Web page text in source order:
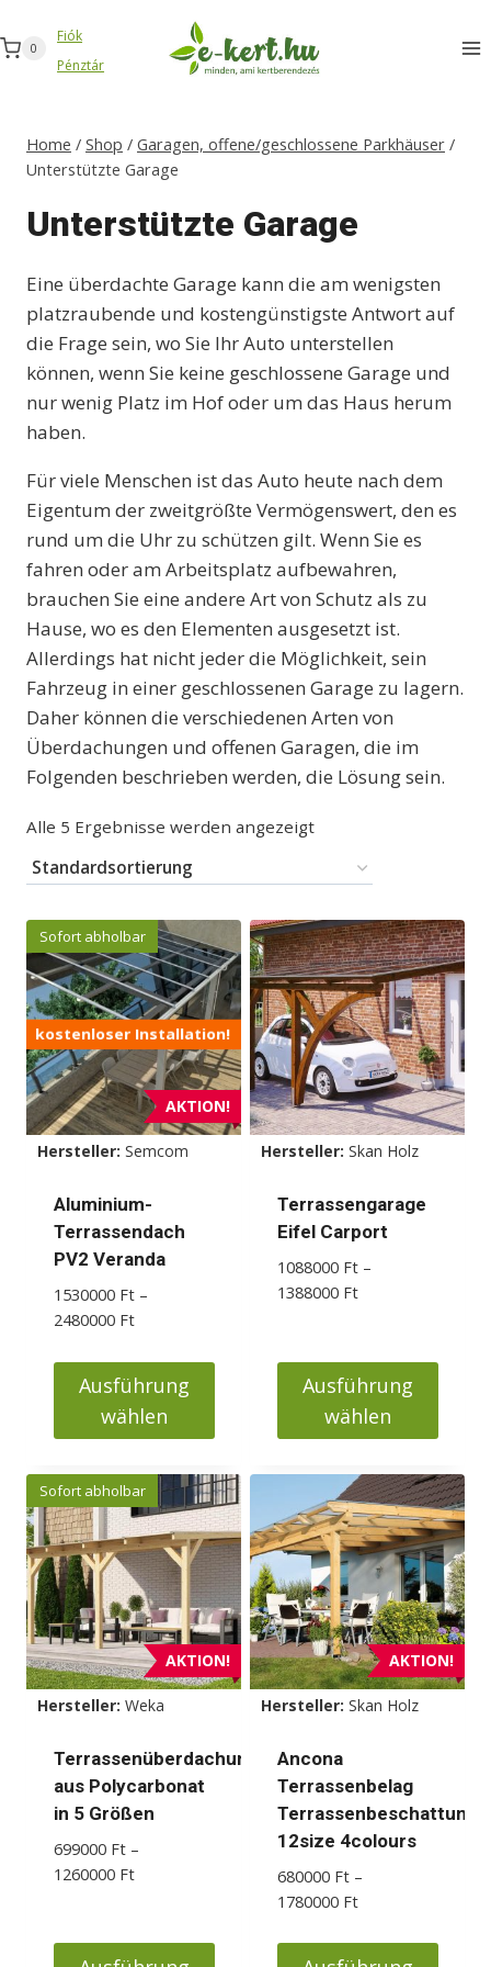
Inhalt
springen
0
Fiók
Pénztár
Home / Shop / Garagen, offene/geschlossene Parkhäuser /
Unterstützte Garage
Unterstützte Garage
Eine überdachte Garage kann die am wenigsten
platzraubende und kostengünstigste Antwort auf
die Frage sein, wo Sie Ihr Auto unterstellen
können, wenn Sie keine geschlossene Garage und
nur wenig Platz im Hof oder um das Haus herum
haben.
Für viele Menschen ist das Auto heute nach dem
Eigentum der zweitgrößte Vermögenswert, den es
rund um die Uhr zu schützen gilt. Wenn Sie es
fahren oder am Arbeitsplatz aufbewahren,
brauchen Sie eine andere Art von Schutz als zu
Hause, wo es den Elementen ausgesetzt ist.
Allerdings hat nicht jeder die Möglichkeit, sein
Fahrzeug in einer geschlossenen Garage zu lagern.
Daher können die verschiedenen Arten von
Überdachungen und offenen Garagen, die im
Folgenden beschrieben werden, die Lösung sein.
Alle 5 Ergebnisse werden angezeigt
AKTION!
Sofort abholbar
kostenloser Installation!
Hersteller: Semcom
Aluminium-
Terrassendach
PV2 Veranda
1530000 Ft –
2480000 FtPreisspanne:
bis
2480000 Ft
Ausführung
wählen
Produkt
weist
mehrere
Varianten
auf.
Die
Optionen
können
auf
der
Produktseite
gewählt
werden
Hersteller: Skan Holz
Terrassengarage
Eifel Carport
1088000 Ft –
1388000 FtPreisspanne:
1388000 Ft
Ausführung
wählen
Produkt
weist
mehrere
Varianten
auf.
Die
Optionen
können
auf
der
Produktseite
gewählt
werden
AKTION!
Sofort abholbar
Hersteller: Weka
Terrassenüberdachung
aus Polycarbonat
in 5 Größen
699000 Ft –
1260000 FtPreisspanne:
1260000 Ft
AKTION!
Hersteller: Skan Holz
Ancona
Terrassenbelag
Terrassenbeschattung
12size 4colours
680000 Ft –
1780000 FtPreisspanne:
bis